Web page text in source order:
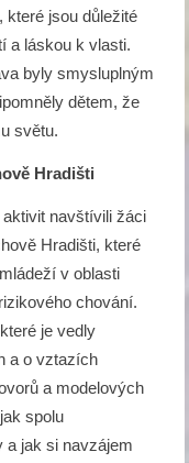
které jsou důležité
a láskou k vlasti.
byly smysluplným
dětem, že
světu.
Hradišti
navštívili žáci
Hradišti, které
v oblasti
chování.
je vedly
a o vztazích
a modelových
spolu
a jak si navzájem